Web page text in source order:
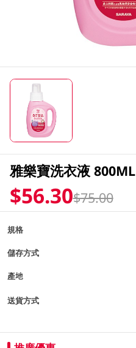
雅樂寶洗衣液 800ML
$56.30$75.00
規格
儲存方式
產地
送貨方式